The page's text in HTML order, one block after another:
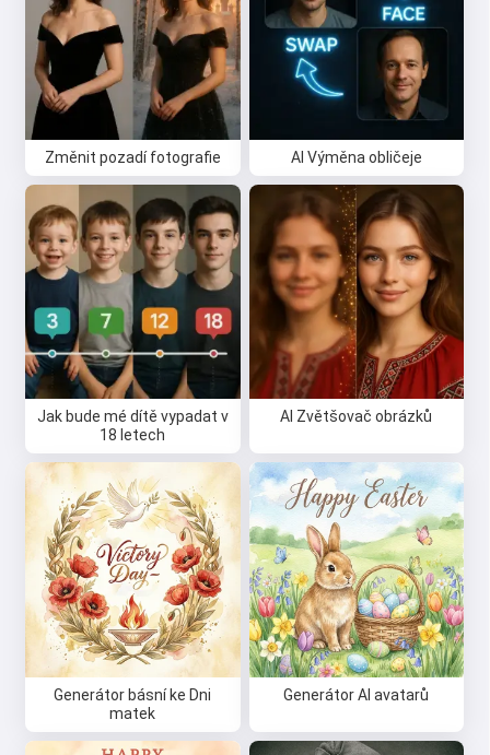
Změnit pozadí fotografie AI Výměna obličeje
Jak bude mé dítě vypadat v
18 letech
AI Zvětšovač obrázků
Generátor básní ke Dni
matek
Generátor AI avatarů